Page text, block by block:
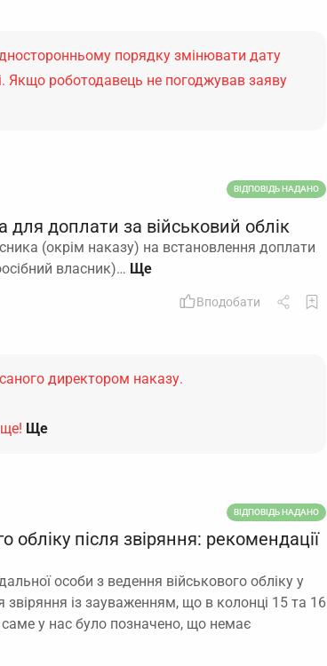
порядку змінювати дату
Якщо роботодавець не погоджував заяву
ВІДПОВІДЬ НАДАНО
для доплати за військовий облік
(окрім наказу) на встановлення доплати
власник)…
Вподобати
директором наказу.
Ще
ВІДПОВІДЬ НАДАНО
після звіряння: рекомендації
особи з ведення військового обліку у
звіряння із зауваженням, що в колонці 15 та 16
саме у нас було позначено, що немає